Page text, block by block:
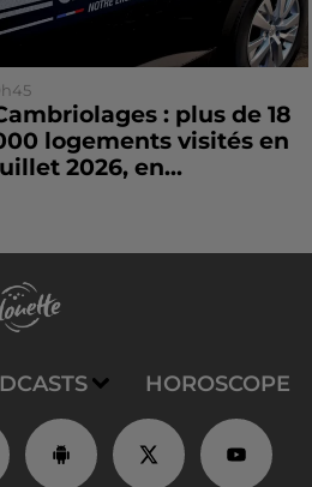
: plus de 18
logements visités en
2026, en...
HOROSCOPE